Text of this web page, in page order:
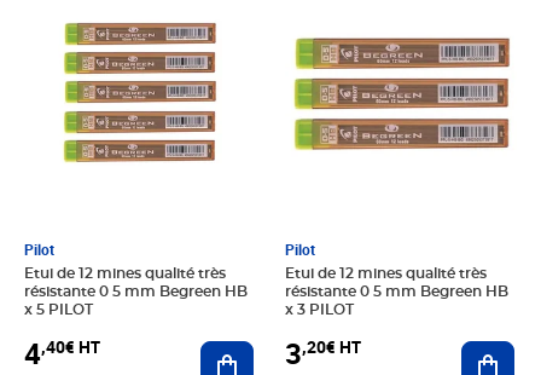
Pilot
Etui de 12 mines qualité très
résistante 0 5 mm Begreen HB
x 5 PILOT
4,40€ HT Ajouter au panier
Pilot
Etui de 12 mines qualité très
résistante 0 5 mm Begreen HB
x 3 PILOT
3,20€ HT